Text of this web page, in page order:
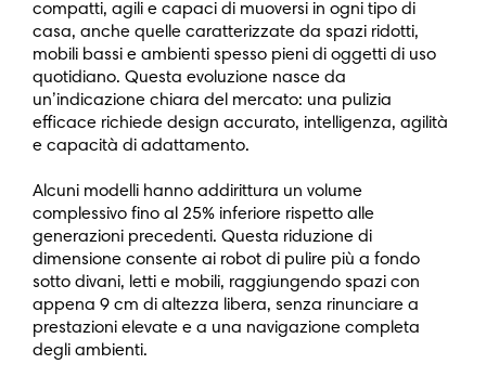
compatti, agili e capaci di muoversi in ogni tipo di
casa, anche quelle caratterizzate da spazi ridotti,
mobili bassi e ambienti spesso pieni di oggetti di uso
quotidiano. Questa evoluzione nasce da
un’indicazione chiara del mercato: una pulizia
efficace richiede design accurato, intelligenza, agilità
e capacità di adattamento.
Alcuni modelli hanno addirittura un volume
complessivo fino al 25% inferiore rispetto alle
generazioni precedenti. Questa riduzione di
dimensione consente ai robot di pulire più a fondo
sotto divani, letti e mobili, raggiungendo spazi con
appena 9 cm di altezza libera, senza rinunciare a
prestazioni elevate e a una navigazione completa
degli ambienti.